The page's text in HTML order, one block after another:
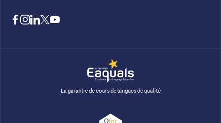
facebook
instagram
linkedin
twitteryoutube
La garantie de cours de langues de qualité